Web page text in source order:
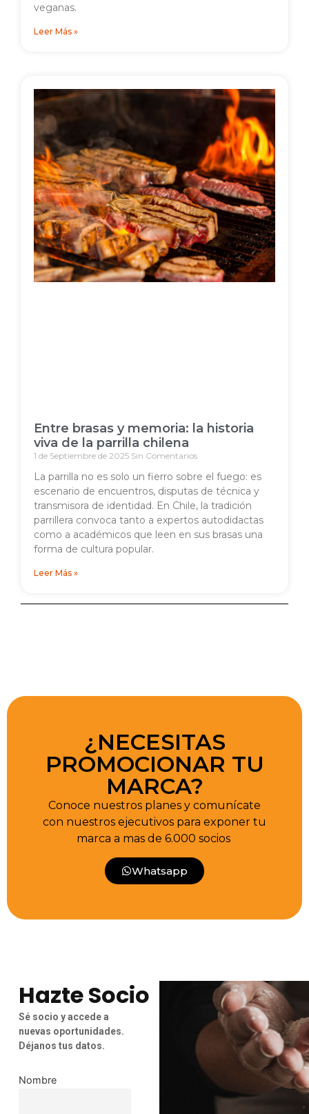
veganas.
Leer Más »
Entre brasas y memoria: la historia
viva de la parrilla chilena
1 de Septiembre de 2025 Sin Comentarios
La parrilla no es solo un fierro sobre el fuego: es
escenario de encuentros, disputas de técnica y
transmisora de identidad. En Chile, la tradición
parrillera convoca tanto a expertos autodidactas
como a académicos que leen en sus brasas una
forma de cultura popular.
Leer Más »
¿NECESITAS
PROMOCIONAR TU
MARCA?
Conoce nuestros planes y comunícate
con nuestros ejecutivos para exponer tu
marca a mas de 6.000 socios
Whatsapp
Hazte Socio
Sé socio y accede a
nuevas oportunidades.
Déjanos tus datos.
Nombre